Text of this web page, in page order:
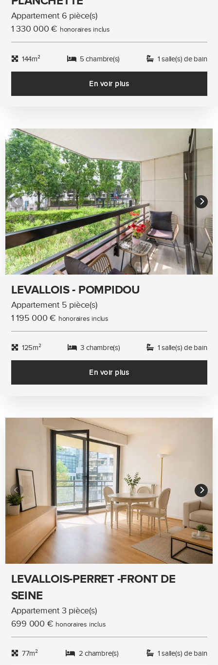
Appartement 6 pièce(s)
1 330 000 € honoraires inclus
144m² 5 chambre(s) 1 salle(s) de bain
En voir plus
LEVALLOIS - POMPIDOU
Appartement 5 pièce(s)
1 195 000 € honoraires inclus
125m² 3 chambre(s) 1 salle(s) de bain
En voir plus
LEVALLOIS-PERRET -FRONT DE
SEINE
Appartement 3 pièce(s)
699 000 € honoraires inclus
77m² 2 chambre(s) 1 salle(s) de bain